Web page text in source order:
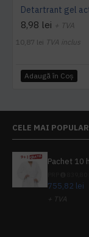
8,98 lei + TVA
10,87 lei TVA inclus
Adaugă în Coş
CELE MAI
755,82 lei
+ TVA